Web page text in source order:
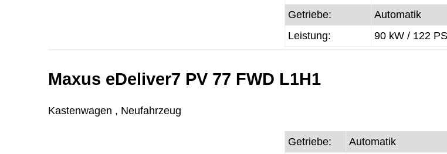
Getriebe:
Automatik
Leistung:
90 kW / 122
Maxus eDeliver7 PV 77 FWD L1H1
Kastenwagen , Neufahrzeug
Getriebe: Automatik